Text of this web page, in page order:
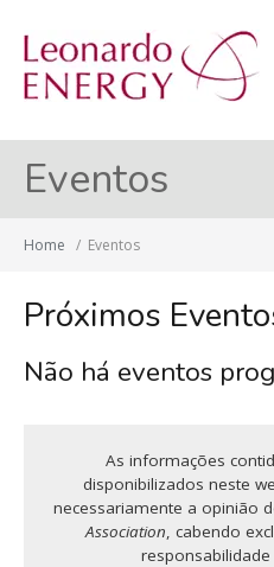
Eventos
Home / Eventos
Próximos
Não há eventos
As informações
disponibilizados neste
necessariamente a opinião
Association, cabendo